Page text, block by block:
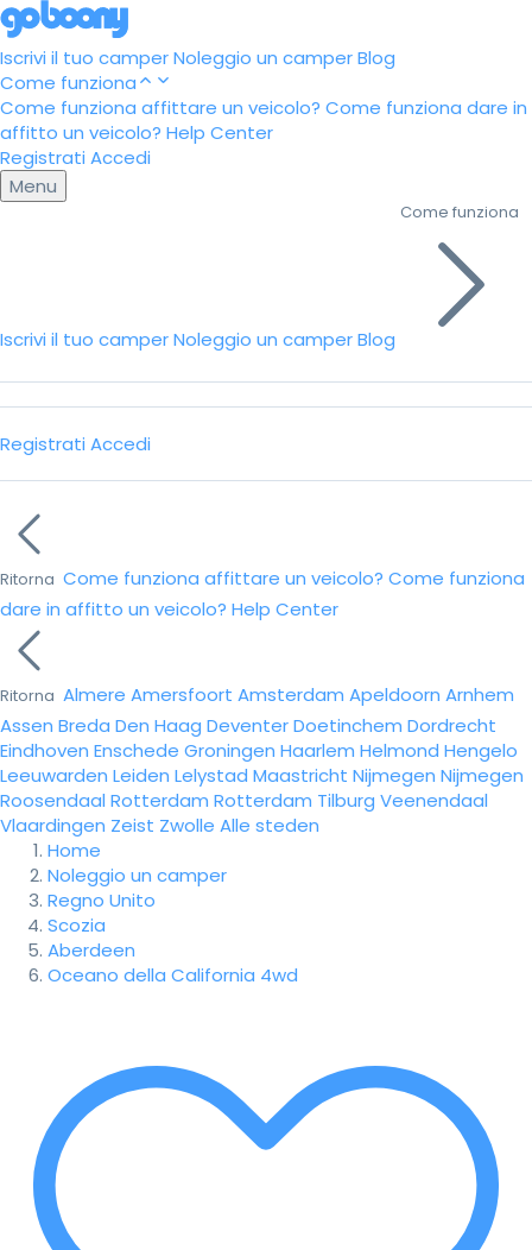
Iscrivi il tuo camperNoleggio un camperBlog
Come funziona
Come funziona affittare un veicolo? Come funziona dare in
affitto un veicolo? Help Center
Registrati Accedi
Menu
Iscrivi il tuo camperNoleggio un camperBlog
Come funziona
Registrati Accedi
Ritorna Come funziona affittare un veicolo? Come funziona
dare in affitto un veicolo? Help Center
Ritorna Almere Amersfoort Amsterdam Apeldoorn Arnhem
Assen Breda Den Haag DeventerDoetinchem Dordrecht
Eindhoven Enschede Groningen Haarlem Helmond Hengelo
Leeuwarden Leiden Lelystad Maastricht Nijmegen Nijmegen
Roosendaal Rotterdam Rotterdam Tilburg Veenendaal
Vlaardingen Zeist Zwolle Alle steden
Home
Noleggio un camper
Regno Unito
Scozia
Aberdeen
Oceano della California 4wd